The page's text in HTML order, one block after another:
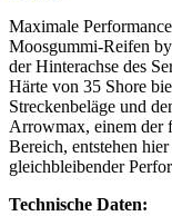
Maximale
Moosgummi-Reifen
der Hinterachse des
Härte von 35 Shore
Streckenbeläge und
Arrowmax, einem der
Bereich, entstehen
gleichbleibender
Technische Daten: